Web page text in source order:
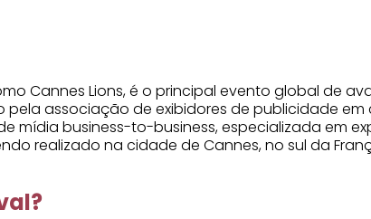
Cannes Lions, é o principal evento global de
associação de exibidores de publicidade em
mídia business-to-business, especializada em
realizado na cidade de Cannes, no sul da